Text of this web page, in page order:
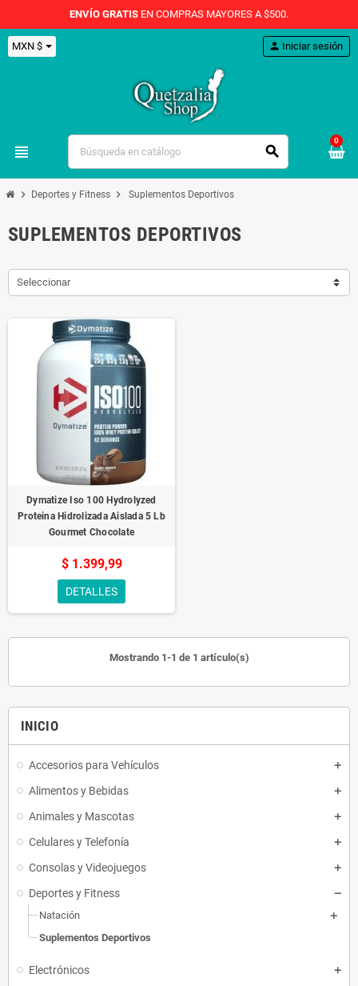
ENVÍO GRATIS EN COMPRAS MAYORES A $500.
MXN $
view_headline search
person Iniciar sesión
0
chevron_right Deportes y Fitness chevron_right Suplementos Deportivos
INICIO
Accesorios para Vehículos
Alimentos y Bebidas
Animales y Mascotas
Celulares y Telefonía
Consolas y Videojuegos
Deportes y Fitness
Natación
Suplementos Deportivos
Electrónicos
SUPLEMENTOS DEPORTIVOS
Seleccionar
Dymatize Iso 100 Hydrolyzed
Proteina Hidrolizada Aislada 5 Lb
Gourmet Chocolate
$ 1.399,99
DETALLES
Mostrando 1-1 de 1 artículo(s)